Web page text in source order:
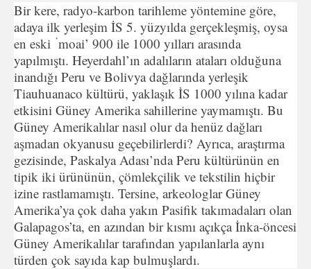
Bir kere, radyo-karbon tarihleme yöntemine göre,
adaya ilk yerleşim İS 5. yüzyılda gerçekleşmiş, oysa
en eski ‘moai’ 900 ile 1000 yılları arasında
yapılmıştı. Heyerdahl’ın adalıların ata­ları olduğuna
inandığı Peru ve Bolivya dağlarında yerleşik
Tiauhuanaco kültürü, yaklaşık İS 1000 yılına kadar
etkisini Güney Amerika sahillerine yaymamıştı. Bu
Güney Amerikalılar nasıl olur da henüz dağları
aşmadan okyanusu geçebilirlerdi? Ayrıca, araştırma
gezisinde, Paskalya Adası’nda Peru kültü­rünün en
tipik iki ürününün, çömlekçilik ve tekstilin hiçbir
izine rastlamamıştı. Tersine, arkeologlar Güney
Amerika’ya çok daha yakın Pasifik takımadaları olan
Galapagos’ta, en azından bir kısmı açıkça İnka-öncesi
Güney Amerikalılar tarafından yapı­lanlarla aynı
türden çok sayıda kap bulmuşlardı.